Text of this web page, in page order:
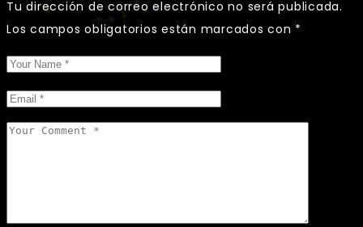
Tu dirección de correo electrónico no será publicada.
Los campos obligatorios están marcados con *